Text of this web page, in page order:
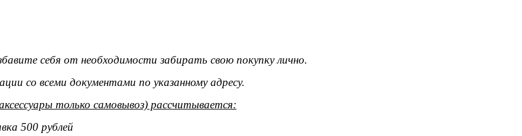
себя от необходимости забирать свою покупку лично.
со всеми документами по указанному адресу.
только самовывоз) рассчитывается:
500 рублей